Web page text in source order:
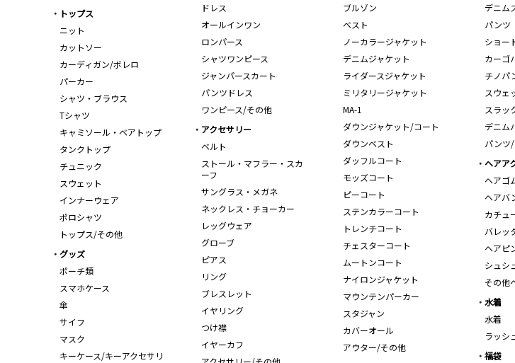
トップス
ニット
カットソー
カーディガン/ボレロ
パーカー
シャツ・ブラウス
Tシャツ
キャミソール・ベアトップ
タンクトップ
チュニック
スウェット
インナーウェア
ポロシャツ
トップス/その他
ドレス
オールインワン
ロンパース
シャツワンピース
ジャンパースカート
パンツドレス
ワンピース/その他
ブルゾン
ベスト
ノーカラージャケット
デニムジャケット
ライダースジャケット
ミリタリージャケット
MA-1
ダウンジャケット/コート
ダウンベスト
ダッフルコート
モッズコート
ピーコート
ステンカラーコート
トレンチコート
チェスターコート
ムートンコート
ナイロンジャケット
マウンテンパーカー
スタジャン
カバーオール
アウター/その他
デニム
パンツ
ショー
カーゴ
チノパ
スウェ
スラッ
デニム
パンツ
アクセサリー
ベルト
ストール・マフラー・スカ
ーフ
サングラス・メガネ
ネックレス・チョーカー
レッグウェア
グローブ
ピアス
リング
ブレスレット
イヤリング
つけ襟
イヤーカフ
ヘアア
ヘアゴ
ヘアバ
カチュ
バレッ
ヘアピ
シュシ
その他
グッズ
ポーチ類
スマホケース
傘
サイフ
マスク
キーケース/キーアクセサリ
水着
水着
ラッシ
福袋